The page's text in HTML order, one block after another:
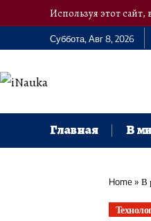
Используя этот сайт,
Суббота, Авг 8, 2026
Главная В
Home» В